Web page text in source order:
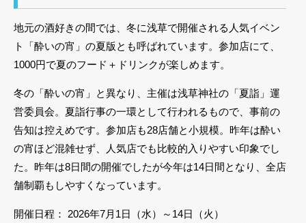
地元の酒好きの間では、冬に浅草で開催される人気イベン
ト「酔いの宵」の夏版とも呼ばれています。参加店にて、
1000円で夏のフード＋ドリンクが楽しめます。
冬の「酔いの宵」と異なり、主催は浅草神社の「夏詣」運
営委員会。夏詣行事の一環として行われるもので、事前の
告知は控えめです。参加店も28店舗と小規模。昨年は酔い
の宵ほど混雑せず、人気店でも比較的入りやすい印象でし
た。昨年は8日間の開催でしたが今年は14日間となり、全店
舗制覇もしやすくなっています。
開催日程： 2026年7月1日（水）～14日（火）